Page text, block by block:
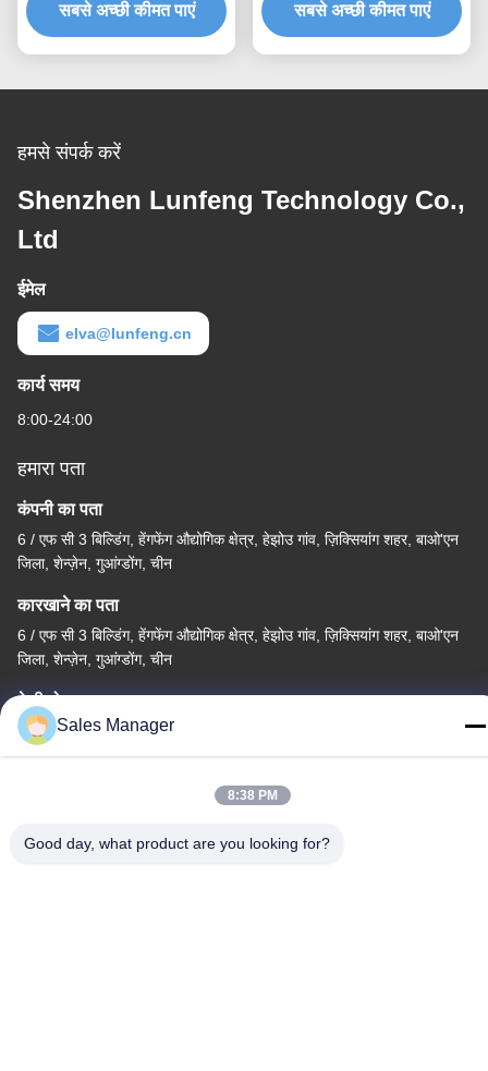
सबसे अच्छी कीमत पाएं
सबसे अच्छी कीमत पाएं
हमसे संपर्क करें
Shenzhen Lunfeng Technology Co.,
Ltd
ईमेल
elva@lunfeng.cn
कार्य समय
8:00-24:00
हमारा पता
कंपनी का पता
6 / एफ सी 3 बिल्डिंग, हेंगफेंग औद्योगिक क्षेत्र, हेझोउ गांव, ज़िक्सियांग शहर, बाओ'एन
जिला, शेन्ज़ेन, गुआंग्डोंग, चीन
कारखाने का पता
6 / एफ सी 3 बिल्डिंग, हेंगफेंग औद्योगिक क्षेत्र, हेझोउ गांव, ज़िक्सियांग शहर, बाओ'एन
जिला, शेन्ज़ेन, गुआंग्डोंग, चीन
टेलीफोन
86--13662697476
Sales Manager
8:38 PM
Good day, what product are you looking for?